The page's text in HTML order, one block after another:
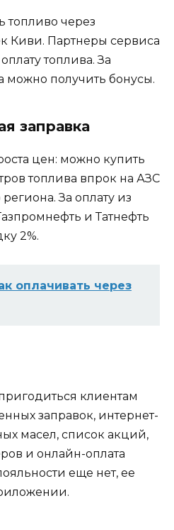
топливо через
Киви. Партнеры сервиса
топлива. За
можно получить бонусы.
заправка
цен: можно купить
топлива впрок на АЗС
За оплату из
и Татнефть
2%.
оплачивать через
клиентам
заправок, интернет-
масел, список акций,
и онлайн-оплата
еще нет, ее